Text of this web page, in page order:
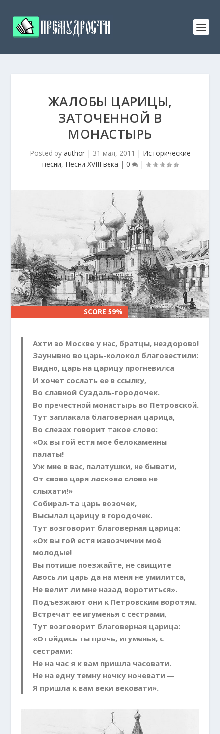
ЖАЛОБЫ ЦАРИЦЫ,
ЗАТОЧЕННОЙ В
МОНАСТЫРЬ
Posted by author| 31 мая, 2011 | Исторические
песни, Песни XVIII века | 0 |
SCORE 59%
SCORE 59%
Ахти во Москве у нас, братцы, нездорово!
Заунывно во царь-колокол благовестили:
Видно, царь на царицу прогневилса
И хочет сослать ее в ссылку,
Во славной Суздаль-городочек.
Во пречестной монастырь во Петровской.
Тут заплакала благоверная царица,
Во слезах говорит такое слово:
«Ох вы гой естя мое белокаменны
палаты!
Уж мне в вас, палатушки, не бывати,
От свова царя ласкова слова не
слыхати!»
Собирал-та царь возочек,
Высылал царицу в городочек.
Тут возговорит благоверная царица:
«Ох вы гой естя извозчички моё
молодые!
Вы потише поезжайте, не свищите
Авось ли царь да на меня не умилитса,
Не велит ли мне назад воротиться».
Подъезжают они к Петровским воротям.
Встречат ее игуменья с сестрами,
Тут возговорит благоверная царица:
«Отойдись ты прочь, игуменья, с
сестрами:
Не на час я к вам пришла часовати.
Не на едну темну ночку ночевати —
Я пришла к вам веки вековати».